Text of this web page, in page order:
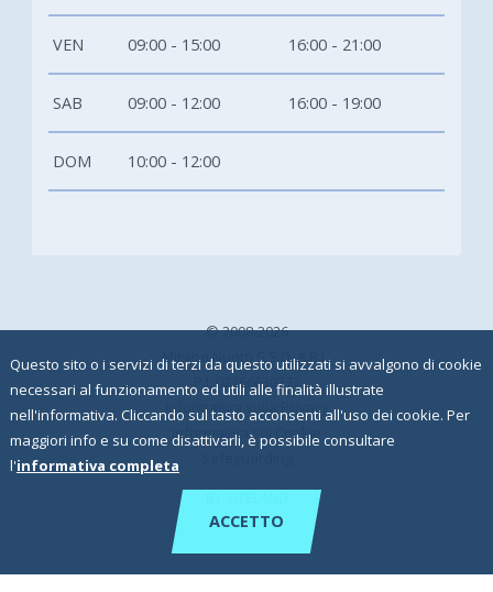
VEN 09:00 - 15:00 16:00 - 21:00
SAB 09:00 - 12:00 16:00 - 19:00
DOM 10:00 - 12:00
© 2008-2026
Mirano Nuoto S.S.D. A.R.L.
P.I. 02266630272
Informativa sulla
Privacy
Informativa sui
Cookie
Questo sito o i servizi di terzi da questo utilizzati si avvalgono di cookie
necessari al funzionamento ed utili alle finalità illustrate
nell'informativa. Cliccando sul tasto acconsenti all'uso dei cookie. Per
maggiori info e su come disattivarli, è possibile consultare
l'informativa completa
ACCETTO